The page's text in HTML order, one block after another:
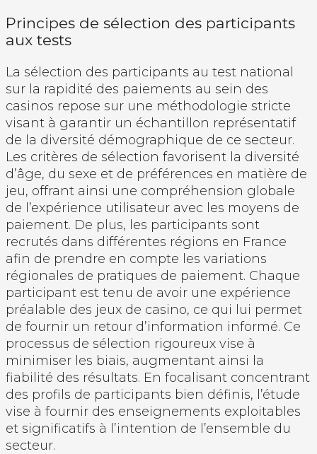
Principes de sélection des participants
aux tests
La sélection des participants au test national
sur la rapidité des paiements au sein des
casinos repose sur une méthodologie stricte
visant à garantir un échantillon représentatif
de la diversité démographique de ce secteur.
Les critères de sélection favorisent la diversité
d’âge, du sexe et de préférences en matière de
jeu, offrant ainsi une compréhension globale
de l’expérience utilisateur avec les moyens de
paiement. De plus, les participants sont
recrutés dans différentes régions en France
afin de prendre en compte les variations
régionales de pratiques de paiement. Chaque
participant est tenu de avoir une expérience
préalable des jeux de casino, ce qui lui permet
de fournir un retour d’information informé. Ce
processus de sélection rigoureux vise à
minimiser les biais, augmentant ainsi la
fiabilité des résultats. En focalisant concentrant
des profils de participants bien définis, l’étude
vise à fournir des enseignements exploitables
et significatifs à l’intention de l’ensemble du
secteur.